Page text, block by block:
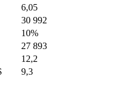
6,05
30 992
10%
27 893
12,2
9,3